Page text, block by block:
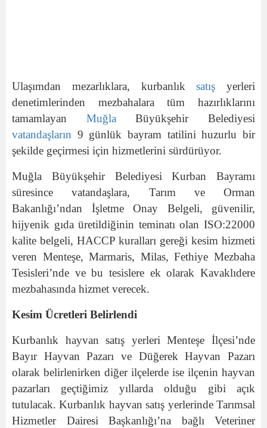
Ulaşımdan mezarlıklara, kurbanlıksatış yerleri
denetimlerinden mezbahalara tüm hazırlıklarını
tamamlayan Muğla Büyükşehir Belediyesi
vatandaşların 9 günlük bayram tatilini huzurlu bir
şekilde geçirmesi için hizmetlerini sürdürüyor.
Muğla Büyükşehir Belediyesi Kurban Bayramı
süresince vatandaşlara, Tarım ve Orman
Bakanlığı’ndan İşletme Onay Belgeli, güvenilir,
hijyenik gıda üretildiğinin teminatı olan ISO:22000
kalite belgeli, HACCP kuralları gereği kesim hizmeti
veren Menteşe, Marmaris, Milas, Fethiye Mezbaha
Tesisleri’nde ve bu tesislere ek olarak Kavaklıdere
mezbahasında hizmet verecek.
Kesim Ücretleri Belirlendi
Kurbanlık hayvan satış yerleri Menteşe İlçesi’nde
Bayır Hayvan Pazarı ve Düğerek Hayvan Pazarı
olarak belirlenirken diğer ilçelerde ise ilçenin hayvan
pazarları geçtiğimiz yıllarda olduğu gibi açık
tutulacak. Kurbanlık hayvan satış yerlerinde Tarımsal
Hizmetler Dairesi Başkanlığı’na bağlı Veteriner